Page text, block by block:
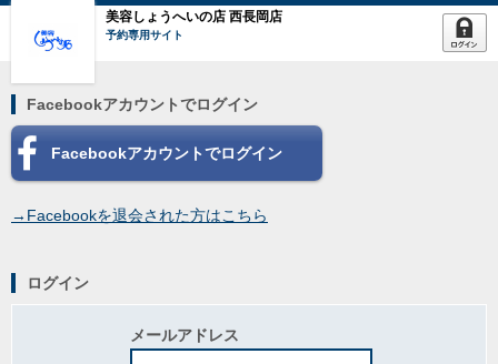
美容しょうへいの店 西長岡店
予約専用サイト
Facebookアカウントでログイン
Facebookアカウントでログイン
→Facebookを退会された方はこちら
ログイン
メールアドレス